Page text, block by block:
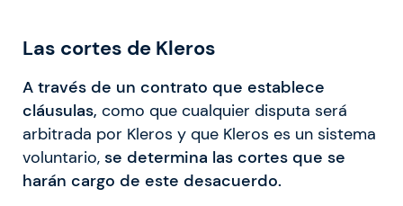
Las cortes de Kleros
A través de un contrato que establece
cláusulas, como que cualquier disputa será
arbitrada por Kleros y que Kleros es un sistema
voluntario, se determina las cortes que se
harán cargo de este desacuerdo.